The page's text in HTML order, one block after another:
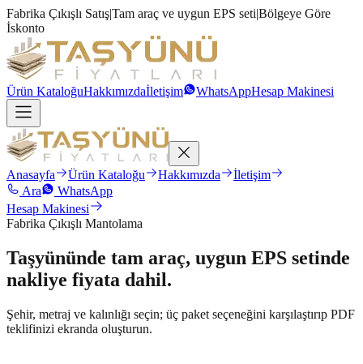
Fabrika Çıkışlı Satış|Tam araç ve uygun EPS seti|Bölgeye Göre
İskonto
Ürün KataloğuHakkımızdaİletişim WhatsAppHesap Makinesi
Anasayfa Ürün Kataloğu Hakkımızda
İletişim
Ara
WhatsApp
Hesap Makinesi
Fabrika Çıkışlı Mantolama
Taşyününde tam araç, uygun EPS setinde
nakliye fiyata dahil.
Şehir, metraj ve kalınlığı seçin; üç paket seçeneğini karşılaştırıp PDF
teklifinizi ekranda oluşturun.